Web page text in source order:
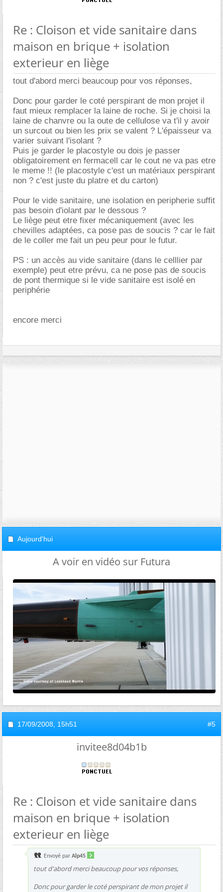
Re : Cloison et vide sanitaire dans
maison en brique + isolation
exterieur en liège
tout d'abord merci beaucoup pour vos réponses,
Donc pour garder le coté perspirant de mon projet il
faut mieux remplacer la laine de roche. Si je choisi la
laine de chanvre ou la oute de cellulose va t'il y avoir
un surcout ou bien les prix se valent ? L'épaisseur va
varier suivant l'isolant ?
Puis je garder le placostyle ou dois je passer
obligatoirement en fermacell car le cout ne va pas etre
le meme !! (le placostyle c'est un matériaux perspirant
non ? c'est juste du platre et du carton)
Pour le vide sanitaire, une isolation en peripherie suffit
pas besoin d'iolant par le dessous ?
Le liège peut etre fixer mécaniquement (avec les
chevilles adaptées, ca pose pas de soucis ? car le fait
de le coller me fait un peu peur pour le futur.
PS : un accès au vide sanitaire (dans le celllier par
exemple) peut etre prévu, ca ne pose pas de soucis
de pont thermique si le vide sanitaire est isolé en
periphérie
encore merci
Aujourd'hui
A voir en vidéo sur Futura
17/09/2008, 15h51 #5
invitee8d04b1b
Re : Cloison et vide sanitaire dans
maison en brique + isolation
exterieur en liège
Envoyé par Alp45
tout d'abord merci beaucoup pour vos réponses,
Donc pour garder le coté perspirant de mon projet il